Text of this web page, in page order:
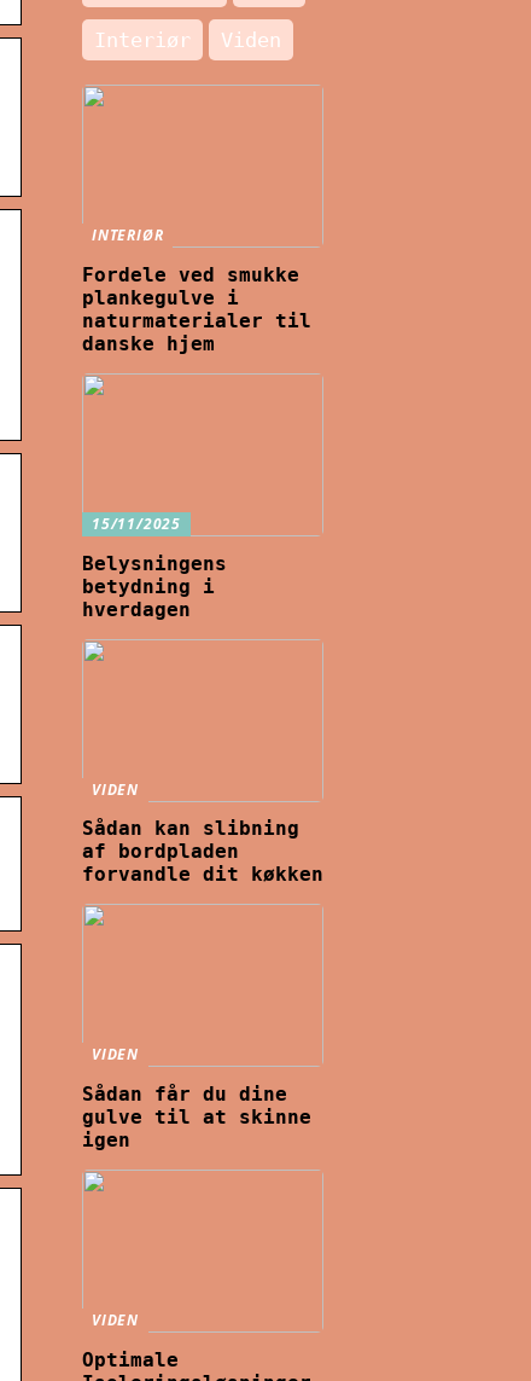
Interiør Viden
INTERIØR
Fordele ved smukke
plankegulve i
naturmaterialer til
danske hjem
15/11/2025
Belysningens
betydning i
hverdagen
VIDEN
Sådan kan slibning
af bordpladen
forvandle dit køkken
VIDEN
Sådan får du dine
gulve til at skinne
igen
VIDEN
Optimale